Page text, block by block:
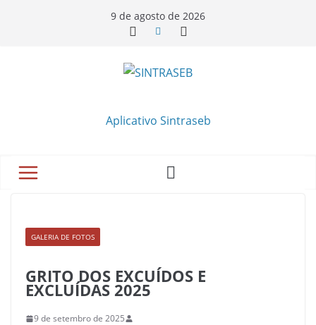
9 de agosto de 2026
Aplicativo Sintraseb
GALERIA DE FOTOS
GRITO DOS EXCUÍDOS E
EXCLUÍDAS 2025
9 de setembro de 2025